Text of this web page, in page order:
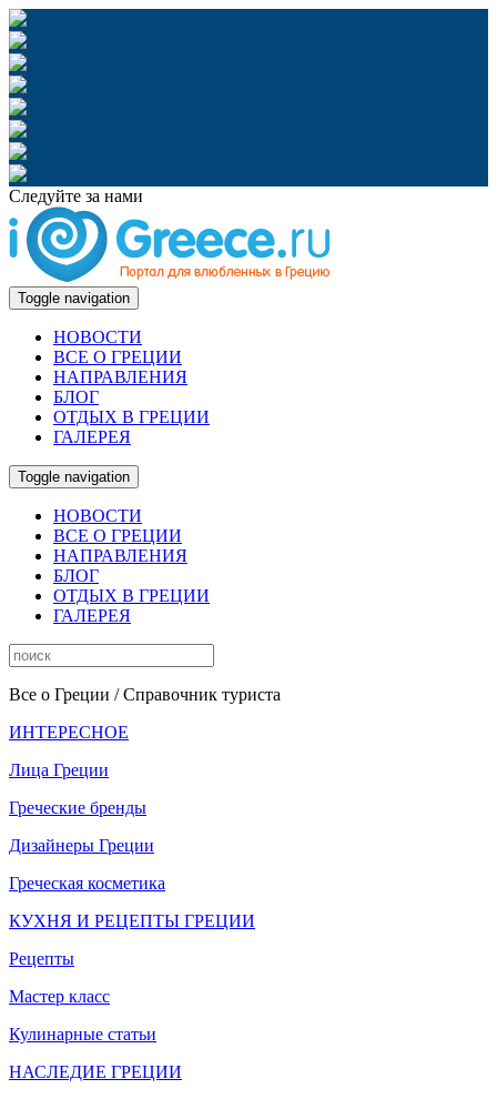
Следуйте за нами
Toggle navigation
НОВОСТИ
ВСЕ О ГРЕЦИИ
НАПРАВЛЕНИЯ
БЛОГ
ОТДЫХ В ГРЕЦИИ
ГАЛЕРЕЯ
Toggle navigation
НОВОСТИ
ВСЕ О ГРЕЦИИ
НАПРАВЛЕНИЯ
БЛОГ
ОТДЫХ В ГРЕЦИИ
ГАЛЕРЕЯ
Все о Греции / Справочник туриста
ИНТЕРЕСНОЕ
Лица Греции
Греческие бренды
Дизайнеры Греции
Греческая косметика
КУХНЯ И РЕЦЕПТЫ ГРЕЦИИ
Рецепты
Мастер класс
Кулинарные статьи
НАСЛЕДИЕ ГРЕЦИИ